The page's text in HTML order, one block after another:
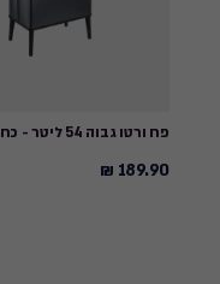
פח ורטו גבוה 54 ליטר - כחול פנינה
189.90
189.90 ₪